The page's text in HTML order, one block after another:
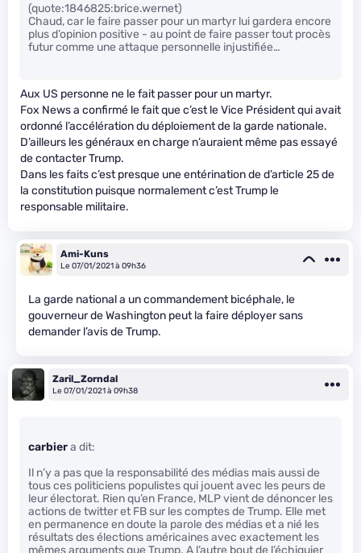
(quote:1846825:brice.wernet)
Chaud, car le faire passer pour un martyr lui gardera encore
plus d’opinion positive - au point de faire passer tout procès
futur comme une attaque personnelle injustifiée…
Aux US personne ne le fait passer pour un martyr.
Fox News a confirmé le fait que c’est le Vice Président qui avait
ordonné l’accélération du déploiement de la garde nationale.
D’ailleurs les généraux en charge n’auraient même pas essayé
de contacter Trump.
Dans les faits c’est presque une entérination de d’article 25 de
la constitution puisque normalement c’est Trump le
responsable militaire.
Ami-Kuns
Le 07/01/2021 à 09h36
La garde national a un commandement bicéphale, le
gouverneur de Washington peut la faire déployer sans
demander l’avis de Trump.
Zaril_Zorndal
Le 07/01/2021 à 09h38
carbiera dit:
Il n’y a pas que la responsabilité des médias mais aussi de
tous ces politiciens populistes qui jouent avec les peurs de
leur électorat. Rien qu’en France, MLP vient de dénoncer les
actions de twitter et FB sur les comptes de Trump. Elle met
en permanence en doute la parole des médias et a nié les
résultats des élections américaines avec exactement les
mêmes arguments que Trump. A l’autre bout de l’échiquier